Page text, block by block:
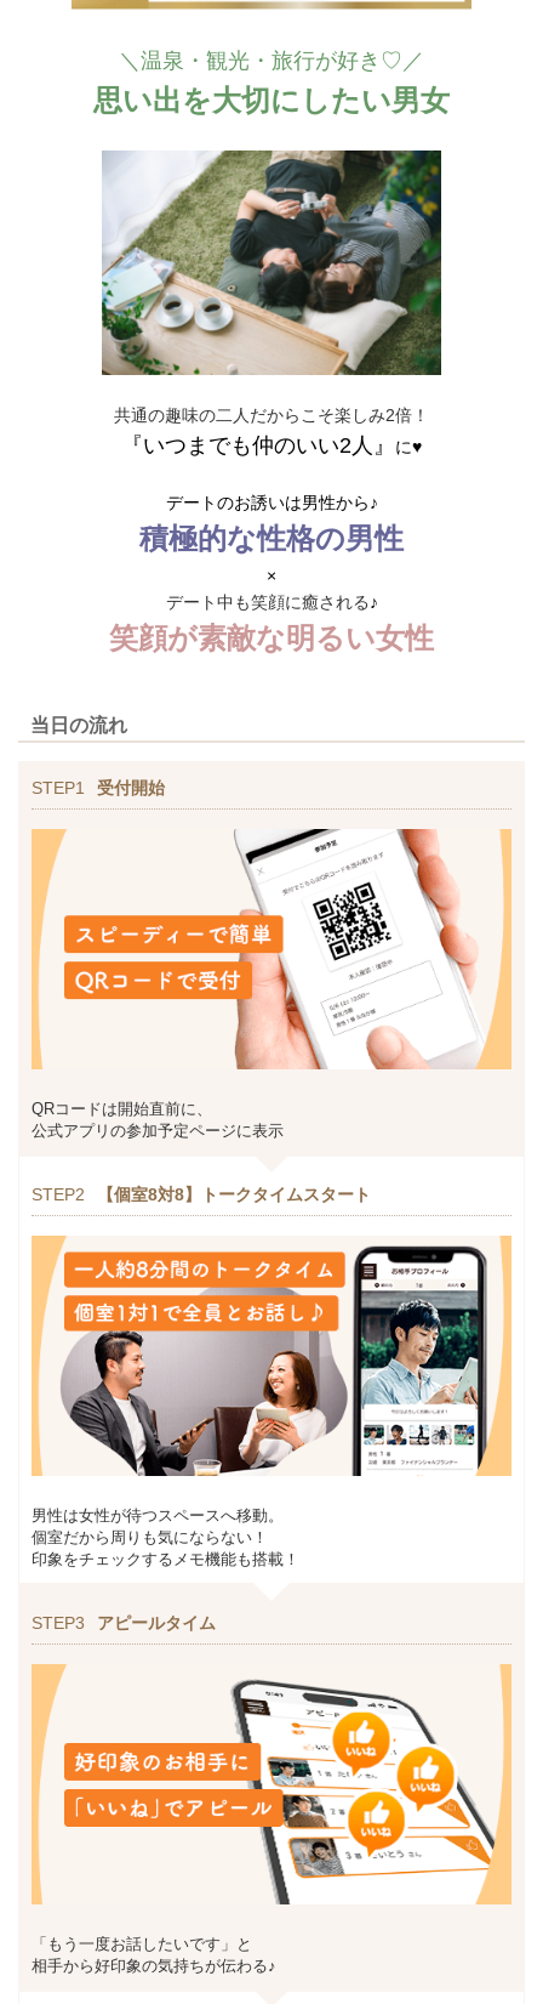
＼温泉・観光・旅行が好き♡／
思い出を大切にしたい男女
共通の趣味の二人だからこそ楽しみ2倍！
『いつまでも仲のいい2人』 に♥
デートのお誘いは男性から♪
積極的な性格の男性
×
デート中も笑顔に癒される♪
笑顔が素敵な明るい女性
当日の流れ
STEP1 受付開始
QRコードは開始直前に、
公式アプリの参加予定ページに表示
STEP2 【個室8対8】トークタイムスタート
男性は女性が待つスペースへ移動。
個室だから周りも気にならない！
印象をチェックするメモ機能も搭載！
STEP3 アピールタイム
「もう一度お話したいです」と
相手から好印象の気持ちが伝わる♪